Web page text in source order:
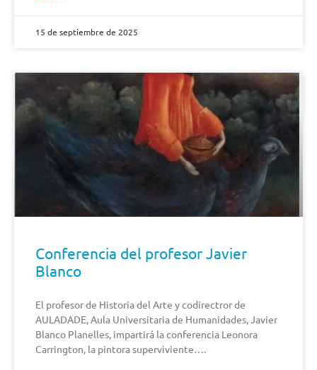
15 de septiembre de 2025
Conferencia del profesor Javier
Blanco
El profesor de Historia del Arte y codirectror de
AULADADE, Aula Universitaria de Humanidades, Javier
Blanco Planelles, impartirá la conferencia Leonora
Carrington, la pintora superviviente….